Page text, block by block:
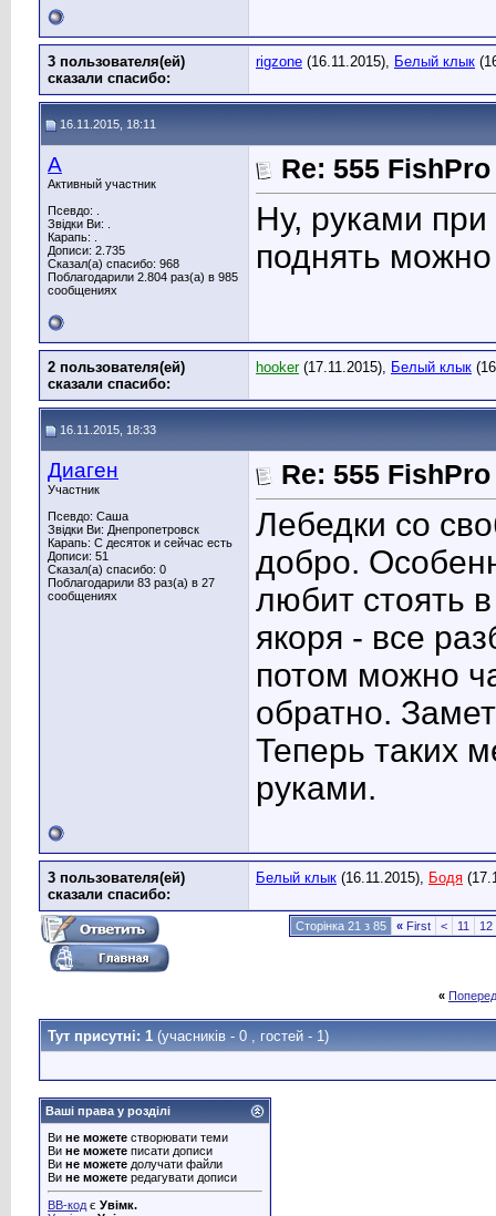
3 пользователя(ей)
сказали cпасибо:
rigzone (16.11.2015), Белый клык
16.11.2015, 18:11
A
Активный участник
Псевдо: .
Звідки Ви: .
Карапь: .
Дописи: 2.735
Сказал(а) спасибо: 968
Поблагодарили 2.804 раз(а) в 985
сообщениях
Re: 555 FishPro
Ну, руками
поднять
2 пользователя(ей)
сказали cпасибо:
hooker(17.11.2015), Белый клык
16.11.2015, 18:33
Диаген
Участник
Псевдо: Саша
Звідки Ви: Днепропетровск
Карапь: С десяток и сейчас есть
Дописи: 51
Сказал(а) спасибо: 0
Поблагодарили 83 раз(а) в 27
сообщениях
Re: 555 FishPro
Лебедки со
добро.
любит стоять
якоря - все
потом можно
обратно.
Теперь таких
руками.
3 пользователя(ей)
сказали cпасибо:
Белый клык (16.11.2015), Бодя
Сторінка 21 з 85 « First < 11 12
«
Тут присутні: 1 (учасників - 0 , гостей - 1)
Ваші права у розділі
Ви не можете створювати теми
Ви не можете писати дописи
Ви не можете долучати файли
Ви не можете редагувати дописи
BB-код є Увімк.